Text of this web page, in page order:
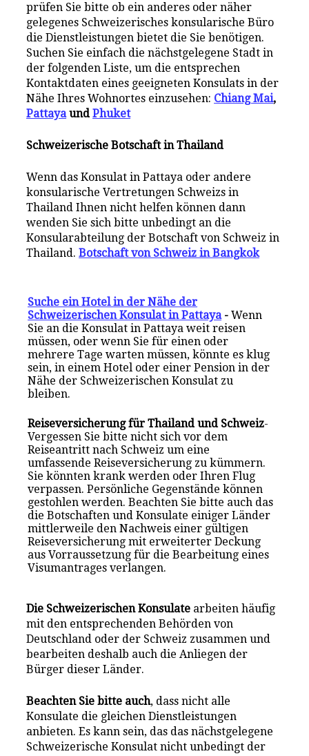
prüfen Sie bitte ob ein anderes oder näher
gelegenes Schweizerisches konsularische Büro
die Dienstleistungen bietet die Sie benötigen.
Suchen Sie einfach die nächstgelegene Stadt in
der folgenden Liste, um die entsprechen
Kontaktdaten eines geeigneten Konsulats in der
Nähe Ihres Wohnortes einzusehen: Chiang Mai,
PattayaundPhuket
Schweizerische Botschaft in Thailand
Wenn das Konsulat in Pattaya oder andere
konsularische Vertretungen Schweizs in
Thailand Ihnen nicht helfen können dann
wenden Sie sich bitte unbedingt an die
Konsularabteilung der Botschaft von Schweiz in
Thailand.Botschaft von Schweiz in Bangkok
Suche ein Hotel in der Nähe der
Schweizerischen Konsulat in Pattaya-Wenn
Sie an die Konsulat in Pattaya weit reisen
müssen, oder wenn Sie für einen oder
mehrere Tage warten müssen, könnte es klug
sein, in einem Hotel oder einer Pension in der
Nähe der Schweizerischen Konsulat zu
bleiben.
Reiseversicherung für Thailand und Schweiz-
Vergessen Sie bitte nicht sich vor dem
Reiseantritt nach Schweiz um eine
umfassende Reiseversicherung zu kümmern.
Sie könnten krank werden oder Ihren Flug
verpassen. Persönliche Gegenstände können
gestohlen werden. Beachten Sie bitte auch das
die Botschaften und Konsulate einiger Länder
mittlerweile den Nachweis einer gültigen
Reiseversicherung mit erweiterter Deckung
aus Vorraussetzung für die Bearbeitung eines
Visumantrages verlangen.
Die Schweizerischen Konsulate arbeiten häufig
mit den entsprechenden Behörden von
Deutschland oder der Schweiz zusammen und
bearbeiten deshalb auch die Anliegen der
Bürger dieser Länder.
Beachten Sie bitte auch, dass nicht alle
Konsulate die gleichen Dienstleistungen
anbieten. Es kann sein, das das nächstgelegene
Schweizerische Konsulat nicht unbedingt der